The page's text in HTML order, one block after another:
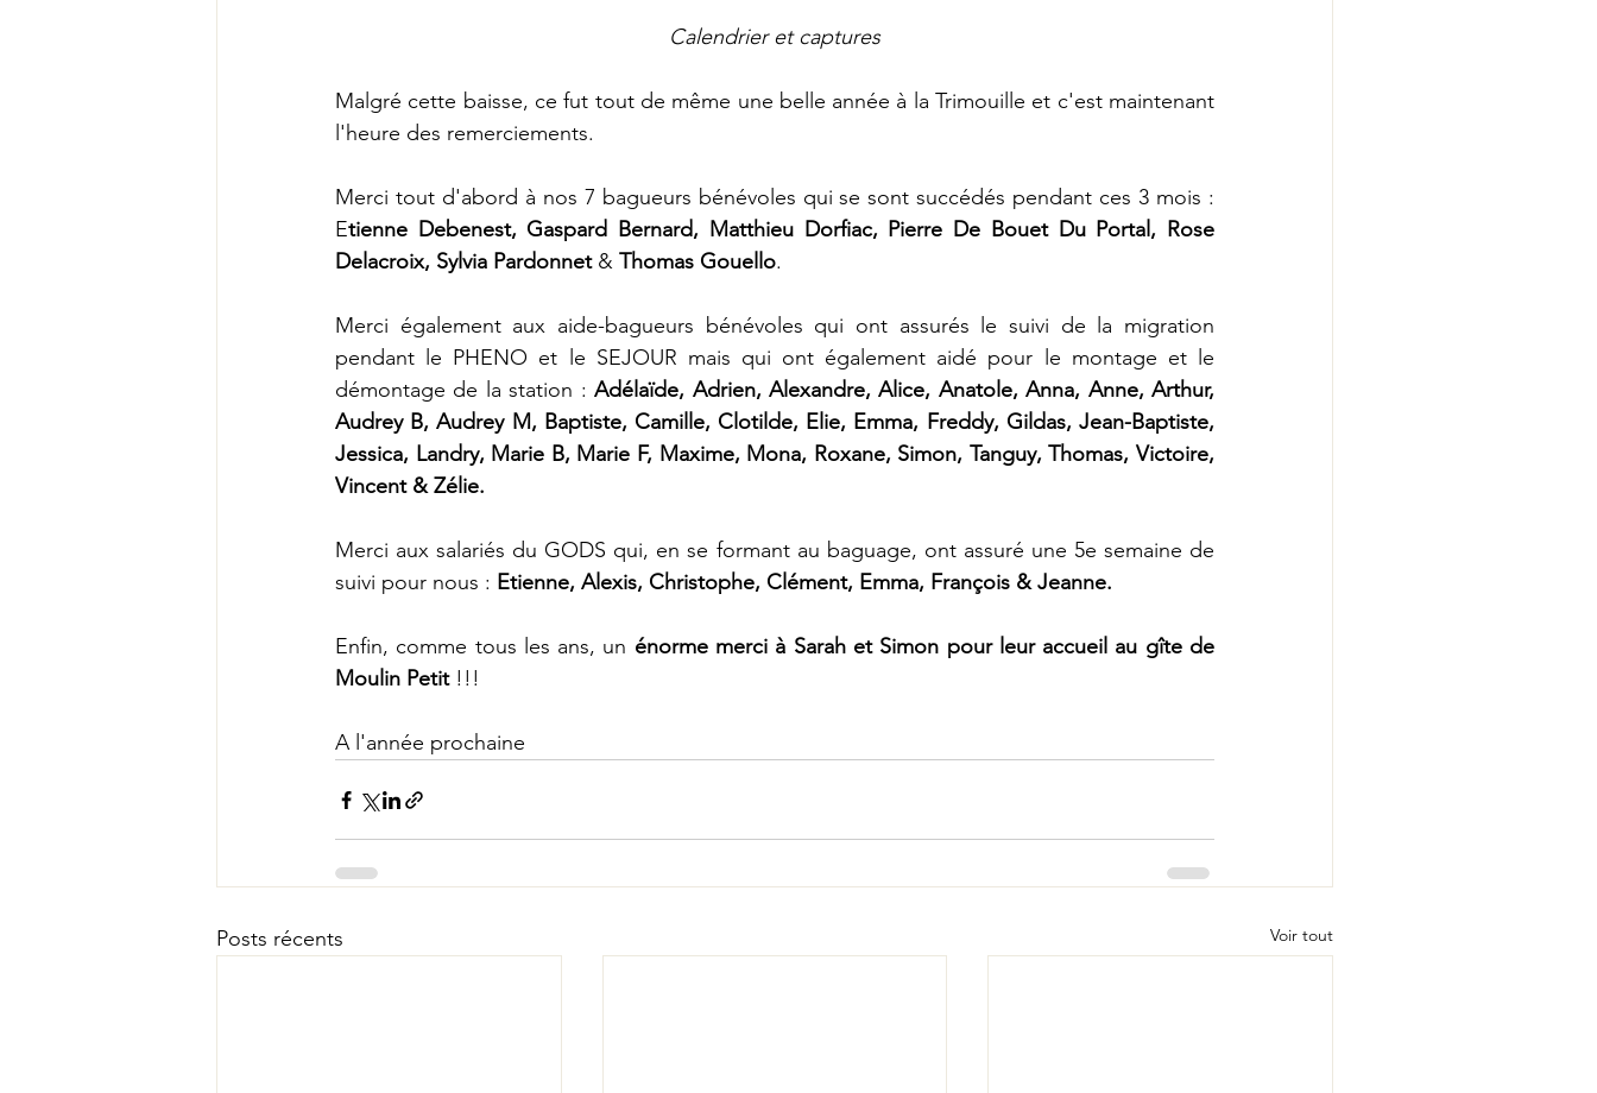
Calendrier et captures
Malgré cette baisse, ce fut tout de même une belle année à la Trimouille et c'est maintenant
l'heure des remerciements.
Merci tout d'abord à nos 7 bagueurs bénévoles qui se sont succédés pendant ces 3 mois :
Etienne Debenest, Gaspard Bernard, Matthieu Dorfiac, Pierre De Bouet Du Portal, Rose
Delacroix, Sylvia Pardonnet & Thomas Gouello.
Merci également aux aide-bagueurs bénévoles qui ont assurés le suivi de la migration
pendant le PHENO et le SEJOUR mais qui ont également aidé pour le montage et le
démontage de la station : Adélaïde, Adrien, Alexandre, Alice, Anatole, Anna, Anne, Arthur,
Audrey B, Audrey M, Baptiste, Camille, Clotilde, Elie, Emma, Freddy, Gildas, Jean-Baptiste,
Jessica, Landry, Marie B, Marie F, Maxime, Mona, Roxane, Simon, Tanguy, Thomas, Victoire,
Vincent & Zélie.
Merci aux salariés du GODS qui, en se formant au baguage, ont assuré une 5e semaine de
suivi pour nous : Etienne, Alexis, Christophe, Clément, Emma, François & Jeanne.
Enfin, comme tous les ans, un énorme merci à Sarah et Simon pour leur accueil au gîte de
Moulin Petit !!!
A l'année prochaine
Posts récents Voir tout